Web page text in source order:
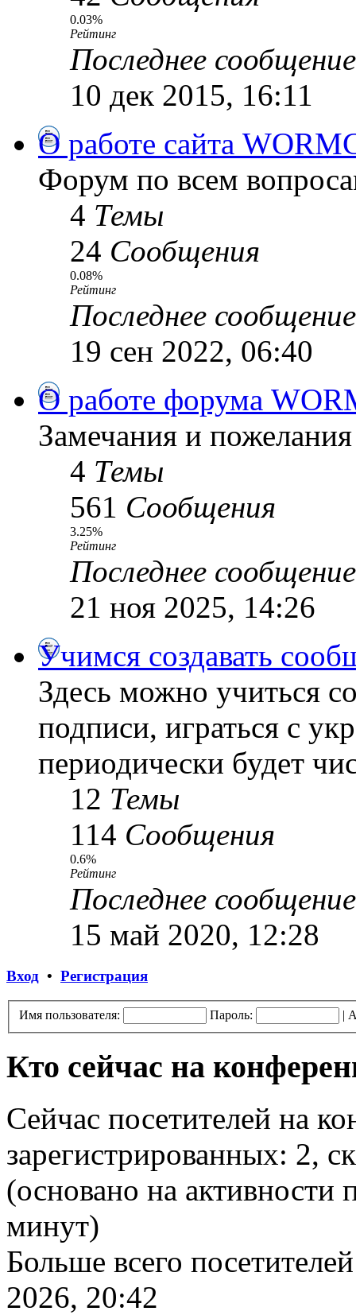
0.03%
Рейтинг
Последнее сообщение
10 дек 2015, 16:11
О работе сайта
Форум по всем
4 Темы
24 Сообщения
0.08%
Рейтинг
Последнее сообщение
19 сен 2022, 06:40
О работе форума
Замечания и
4 Темы
561 Сообщения
3.25%
Рейтинг
Последнее сообщение
21 ноя 2025, 14:26
Учимся создавать
Здесь можно учиться
подписи, играться с
периодически будет
12 Темы
114 Сообщения
0.6%
Рейтинг
Последнее сообщение
15 май 2020, 12:28
Вход • Регистрация
Имя пользователя: Пароль: |
Кто сейчас на
Сейчас посетителей на
зарегистрированных: 2,
(основано на активности
минут)
Больше всего
2026, 20:42